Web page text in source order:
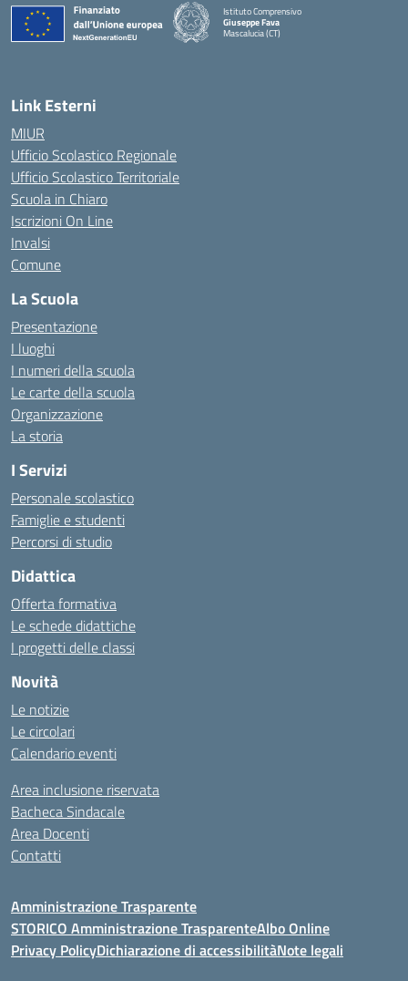
Istituto Comprensivo
Giuseppe Fava
Mascalucia (CT)
Link Esterni
MIUR
Ufficio Scolastico Regionale
Ufficio Scolastico Territoriale
Scuola in Chiaro
Iscrizioni On Line
Invalsi
Comune
La Scuola
Presentazione
I luoghi
I numeri della scuola
Le carte della scuola
Organizzazione
La storia
I Servizi
Personale scolastico
Famiglie e studenti
Percorsi di studio
Didattica
Offerta formativa
Le schede didattiche
I progetti delle classi
Novità
Le notizie
Le circolari
Calendario eventi
Area inclusione riservata
Bacheca Sindacale
Area Docenti
Contatti
Amministrazione Trasparente
STORICO Amministrazione TrasparenteAlbo Online
Privacy PolicyDichiarazione di accessibilitàNote legali